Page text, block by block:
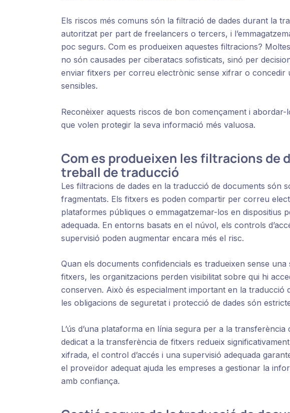
Els riscos més comuns són la filtració de dades durant la
autoritzat per part de freelancers o tercers, i
poc segurs. Com es produeixen aquestes filtracions?
no són causades per ciberatacs sofisticats, sinó per
enviar fitxers per correu electrònic sense xifrar o concedir
sensibles.
Reconèixer aquests riscos de bon començament i abordar-
que volen protegir la seva informació més valuosa.
Com es produeixen les filtracions de
treball de traducció
Les filtracions de dades en la traducció de documents són
fragmentats. Els fitxers es poden compartir per correu
plataformes públiques o emmagatzemar-los en dispositius
adequada. En entorns basats en el núvol, els controls
supervisió poden augmentar encara més el risc.
Quan els documents confidencials es tradueixen sense
fitxers, les organitzacions perden visibilitat sobre qui hi
conserven. Això és especialment important en la traducció
les obligacions de seguretat i protecció de dades són
L’ús d’una plataforma en línia segura per a la
dedicat a la transferència de fitxers redueix
xifrada, el control d’accés i una supervisió adequada
el proveïdor adequat ajuda les empreses a gestionar la
amb confiança.